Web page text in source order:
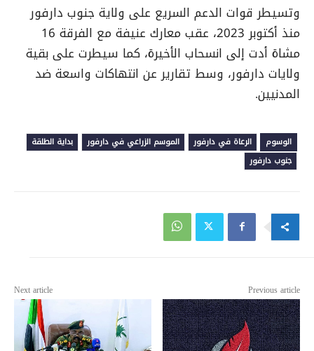
وتسيطر قوات الدعم السريع على ولاية جنوب دارفور
منذ أكتوبر 2023، عقب معارك عنيفة مع الفرقة 16
مشاة أدت إلى انسحاب الأخيرة، كما سيطرت على بقية
ولايات دارفور، وسط تقارير عن انتهاكات واسعة ضد
المدنيين.
الوسوم الرعاة في دارفور الموسم الزراعي في دارفور
بداية الطلقة
جنوب دارفور
Previous article
Next article